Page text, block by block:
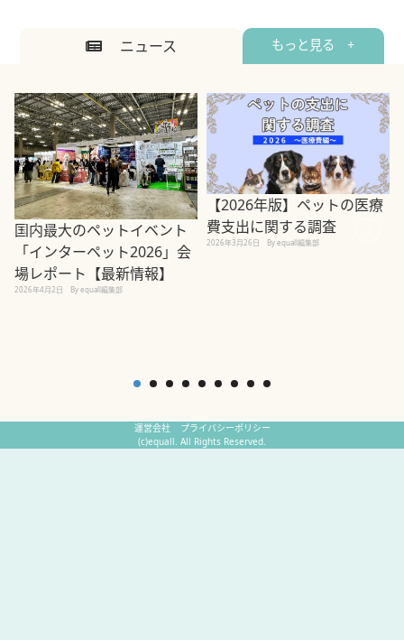
ニュース もっと見る +
国内最大のペットイベント
「インターペット2026」会
場レポート【最新情報】
2026年4月2日 By equall編集部
【2026年版】ペットの医療
費支出に関する調査
2026年3月26日 By equall編集部
運営会社
プライバシーポリシー
(c)equall. All Rights Reserved.